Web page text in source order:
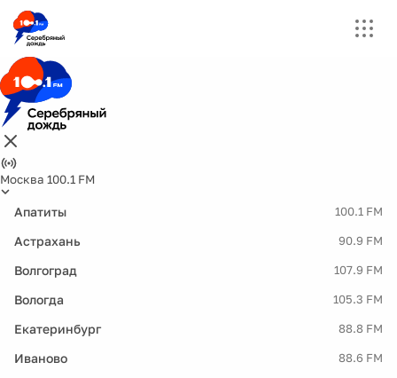
Москва 100.1 FM
Апатиты 100.1 FM
Астрахань 90.9 FM
Волгоград 107.9 FM
Вологда 105.3 FM
Екатеринбург 88.8 FM
Иваново 88.6 FM